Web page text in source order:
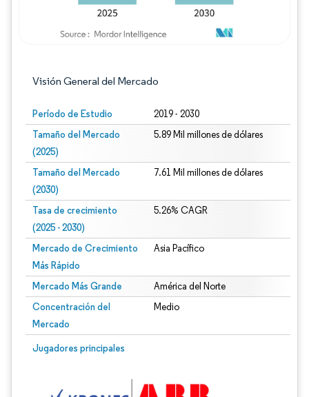
Visión General del Mercado
Período de Estudio 2019 - 2030
Tamaño del Mercado
(2025)
5.89 Mil millones de dólares
Tamaño del Mercado
(2030)
7.61 Mil millones de dólares
Tasa de crecimiento
(2025 - 2030)
5.26% CAGR
Mercado de Crecimiento
Más Rápido
Asia Pacífico
Mercado Más Grande América del Norte
Concentración del
Mercado
Medio
Jugadores principales
Imagen © Mordor Intelligence. El uso requiere atribución según CC BY 4.0.